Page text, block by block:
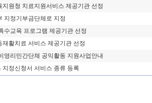
지원청 치료지원서비스 제공기관 선정
지정기부금단체로 지정
수교육 프로그램 제공기관 선정
재활치료 서비스 제공기관 선정
영리민간단체 공익활동 지원사업안내
지정신청서 서비스 종류 등록